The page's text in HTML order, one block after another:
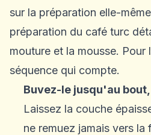
sur la préparation elle-
préparation du café turc
mouture et la mousse. Pour
séquence qui compte.
Buvez-le jusqu'au
Laissez la couche
ne remuez jamais vers